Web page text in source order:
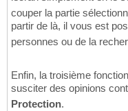
couper la partie
partir de là, il vous est
personnes ou de la
Enfin, la troisième
susciter des opinions
Protection.